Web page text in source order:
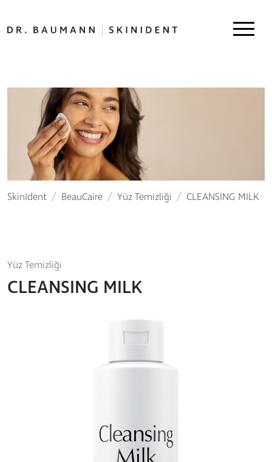
SkinIdent BeauCaire Yüz Temizliği CLEANSING MILK
Yüz Temizliği
CLEANSING MILK